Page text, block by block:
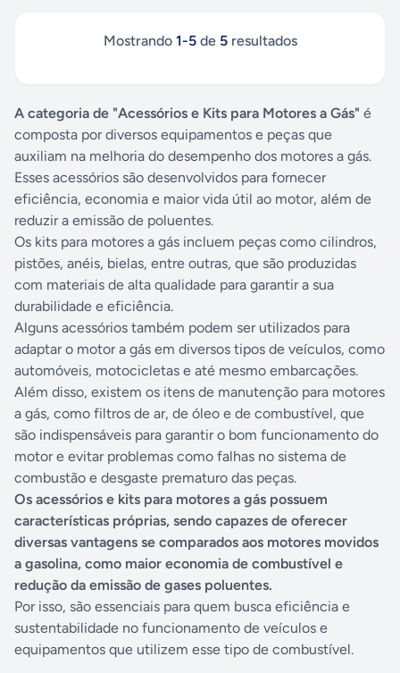
Mostrando 1-5de 5resultados
A categoria de "Acessórios e Kits para Motores a Gás" é
composta por diversos equipamentos e peças que
auxiliam na melhoria do desempenho dos motores a gás.
Esses acessórios são desenvolvidos para fornecer
eficiência, economia e maior vida útil ao motor, além de
reduzir a emissão de poluentes.
Os kits para motores a gás incluem peças como cilindros,
pistões, anéis, bielas, entre outras, que são produzidas
com materiais de alta qualidade para garantir a sua
durabilidade e eficiência.
Alguns acessórios também podem ser utilizados para
adaptar o motor a gás em diversos tipos de veículos, como
automóveis, motocicletas e até mesmo embarcações.
Além disso, existem os itens de manutenção para motores
a gás, como filtros de ar, de óleo e de combustível, que
são indispensáveis para garantir o bom funcionamento do
motor e evitar problemas como falhas no sistema de
combustão e desgaste prematuro das peças.
Os acessórios e kits para motores a gás possuem
características próprias, sendo capazes de oferecer
diversas vantagens se comparados aos motores movidos
a gasolina, como maior economia de combustível e
redução da emissão de gases poluentes.
Por isso, são essenciais para quem busca eficiência e
sustentabilidade no funcionamento de veículos e
equipamentos que utilizem esse tipo de combustível.